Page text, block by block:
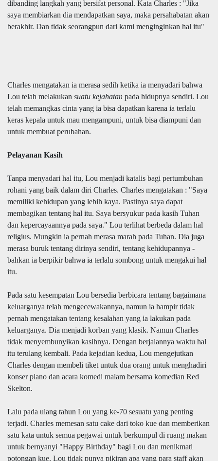
dibanding langkah yang bersifat personal. Kata Charles : "Jika
saya membiarkan dia mendapatkan saya, maka persahabatan akan
berakhir. Dan tidak seorangpun dari kami menginginkan hal itu"
Charles mengatakan ia merasa sedih ketika ia menyadari bahwa
Lou telah melakukan suatu kejahatan pada hidupnya sendiri. Lou
telah memangkas cinta yang ia bisa dapatkan karena ia terlalu
keras kepala untuk mau mengampuni, untuk bisa diampuni dan
untuk membuat perubahan.
Pelayanan Kasih
Tanpa menyadari hal itu, Lou menjadi katalis bagi pertumbuhan
rohani yang baik dalam diri Charles. Charles mengatakan : "Saya
memiliki kehidupan yang lebih kaya. Pastinya saya dapat
membagikan tentang hal itu. Saya bersyukur pada kasih Tuhan
dan kepercayaannya pada saya." Lou terlihat berbeda dalam hal
religius. Mungkin ia pernah merasa marah pada Tuhan. Dia juga
merasa buruk tentang dirinya sendiri, tentang kehidupannya -
bahkan ia berpikir bahwa ia terlalu sombong untuk mengakui hal
itu.
Pada satu kesempatan Lou bersedia berbicara tentang bagaimana
keluarganya telah mengecewakannya, namun ia hampir tidak
pernah mengatakan tentang kesalahan yang ia lakukan pada
keluarganya. Dia menjadi korban yang klasik. Namun Charles
tidak menyembunyikan kasihnya. Dengan berjalannya waktu hal
itu terulang kembali. Pada kejadian kedua, Lou mengejutkan
Charles dengan membeli tiket untuk dua orang untuk menghadiri
konser piano dan acara komedi malam bersama komedian Red
Skelton.
Lalu pada ulang tahun Lou yang ke-70 sesuatu yang penting
terjadi. Charles memesan satu cake dari toko kue dan memberikan
satu kata untuk semua pegawai untuk berkumpul di ruang makan
untuk bernyanyi "Happy Birthday" bagi Lou dan menikmati
potongan kue. Lou tidak punya pikiran apa yang para staff akan